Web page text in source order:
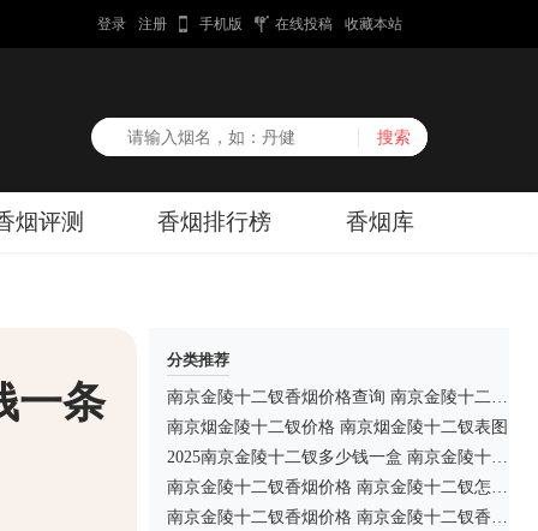
登录 注册 手机版 在线投稿 收藏本站
烟评测 香烟排行榜 香烟库
一条
分类推荐
南京金陵十二钗香烟价格查询 南京金陵十二钗多少钱一盒
南京烟金陵十二钗价格 南京烟金陵十二钗表图
2025南京金陵十二钗多少钱一盒 南京金陵十二钗细支香烟价格
南京金陵十二钗香烟价格 南京金陵十二钗怎么样
南京金陵十二钗香烟价格 南京金陵十二钗香烟好抽吗